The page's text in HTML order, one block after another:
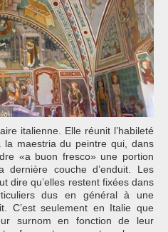
italienne. Elle réunit l’habileté
maestria du peintre qui, dans
«a buon fresco» une portion
dernière couche d’enduit. Les
dire qu’elles restent fixées dans
dus en général à une
C’est seulement en Italie que
surnom en fonction de leur